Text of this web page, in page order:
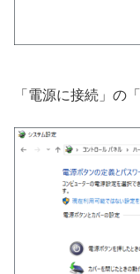
「電源に接続」の